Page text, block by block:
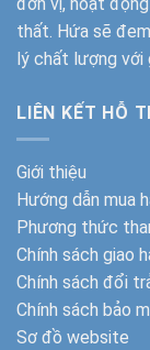
thất. Hứa sẽ
lý chất lượng với
LIÊN KẾT HỖ
Giới thiệu
Hướng dẫn mua
Phương thức
Chính sách giao
Chính sách đổi
Chính sách bảo
Sơ đồ website